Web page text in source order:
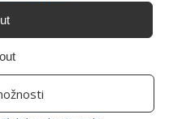
vytvořila přehled